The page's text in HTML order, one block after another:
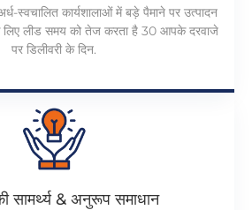
स्वचालित कार्यशालाओं में बड़े पैमाने पर उत्पादन
लिए लीड समय को तेज करता है 30 आपके दरवाजे
पर डिलीवरी के दिन.
सामर्थ्य & अनुरूप समाधान